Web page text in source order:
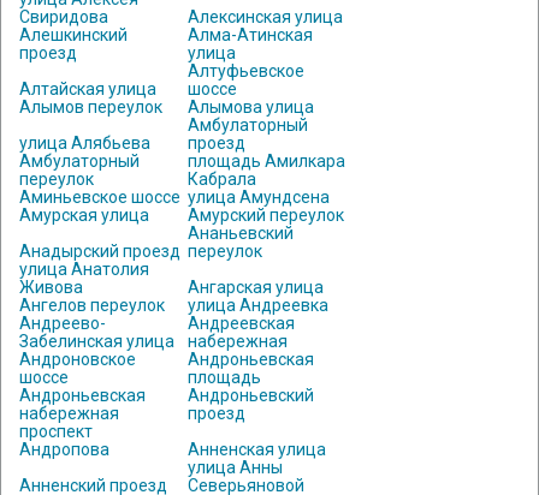
Свиридова
Алексинская улица
Алешкинский
проезд
Алма-Атинская
улица
Алтайская улица
Алтуфьевское
шоссе
Алымов переулок
Алымова улица
улица Алябьева
Амбулаторный
проезд
Амбулаторный
переулок
площадь Амилкара
Кабрала
Аминьевское шоссе улица Амундсена
Амурская улица
Амурский переулок
Анадырский проезд
Ананьевский
переулок
улица Анатолия
Живова
Ангарская улица
Ангелов переулок
улица Андреевка
Андреево-
Забелинская улица
Андреевская
набережная
Андроновское
шоссе
Андроньевская
площадь
Андроньевская
набережная
Андроньевский
проезд
проспект
Андропова
Анненская улица
Анненский проезд
улица Анны
Северьяновой